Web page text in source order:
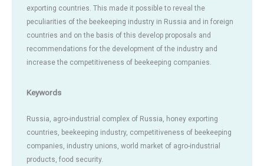
exporting countries. This made it possible to reveal the
peculiarities of the beekeeping industry in Russia and in foreign
countries and on the basis of this develop proposals and
recommendations for the development of the industry and
increase the competitiveness of beekeeping companies.
Keywords
Russia, agro-industrial complex of Russia, honey exporting
countries, beekeeping industry, competitiveness of beekeeping
companies, industry unions, world market of agro-industrial
products, food security.